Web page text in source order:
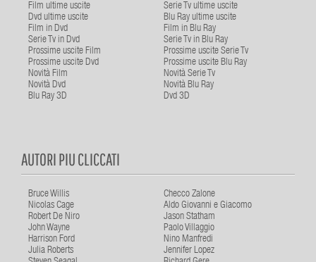
Film ultime uscite
Serie Tv ultime uscite
Dvd ultime uscite
Blu Ray ultime uscite
Film in Dvd
Film in Blu Ray
Serie Tv in Dvd
Serie Tv in Blu Ray
Prossime uscite Film
Prossime uscite Serie Tv
Prossime uscite Dvd
Prossime uscite Blu Ray
Novità Film
Novità Serie Tv
Novità Dvd
Novità Blu Ray
Blu Ray 3D
Dvd 3D
AUTORI PIU CLICCATI
Bruce Willis
Checco Zalone
Nicolas Cage
Aldo Giovanni e Giacomo
Robert De Niro
Jason Statham
John Wayne
Paolo Villaggio
Harrison Ford
Nino Manfredi
Julia Roberts
Jennifer Lopez